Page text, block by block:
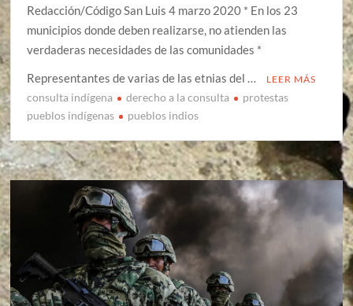
Redacción/Código San Luis 4 marzo 2020 * En los 23
municipios donde deben realizarse, no atienden las
verdaderas necesidades de las comunidades *
Representantes de varias de las etnias del …
LEER MÁS
consulta indígena derecho a la consulta
protestas
pueblos indígenas
pueblos indios